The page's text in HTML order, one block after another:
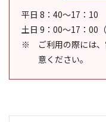
平日 8：40～17：10
土日 9：00～17：00
ご利用の際には
意ください。